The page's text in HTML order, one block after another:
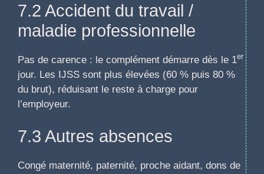
7.2 Accident du travail /
maladie professionnelle
Pas de carence : le complément démarre dès le 1er
jour. Les IJSS sont plus élevées (60 % puis 80 %
du brut), réduisant le reste à charge pour
l’employeur.
7.3 Autres absences
Congé maternité, paternité, proche aidant, dons de